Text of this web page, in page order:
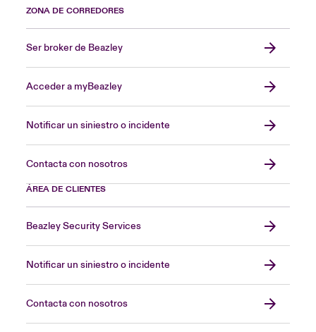
ZONA DE CORREDORES
Ser broker de Beazley
Acceder a myBeazley
Notificar un siniestro o incidente
Contacta con nosotros
ÁREA DE CLIENTES
Beazley Security Services
Notificar un siniestro o incidente
Contacta con nosotros